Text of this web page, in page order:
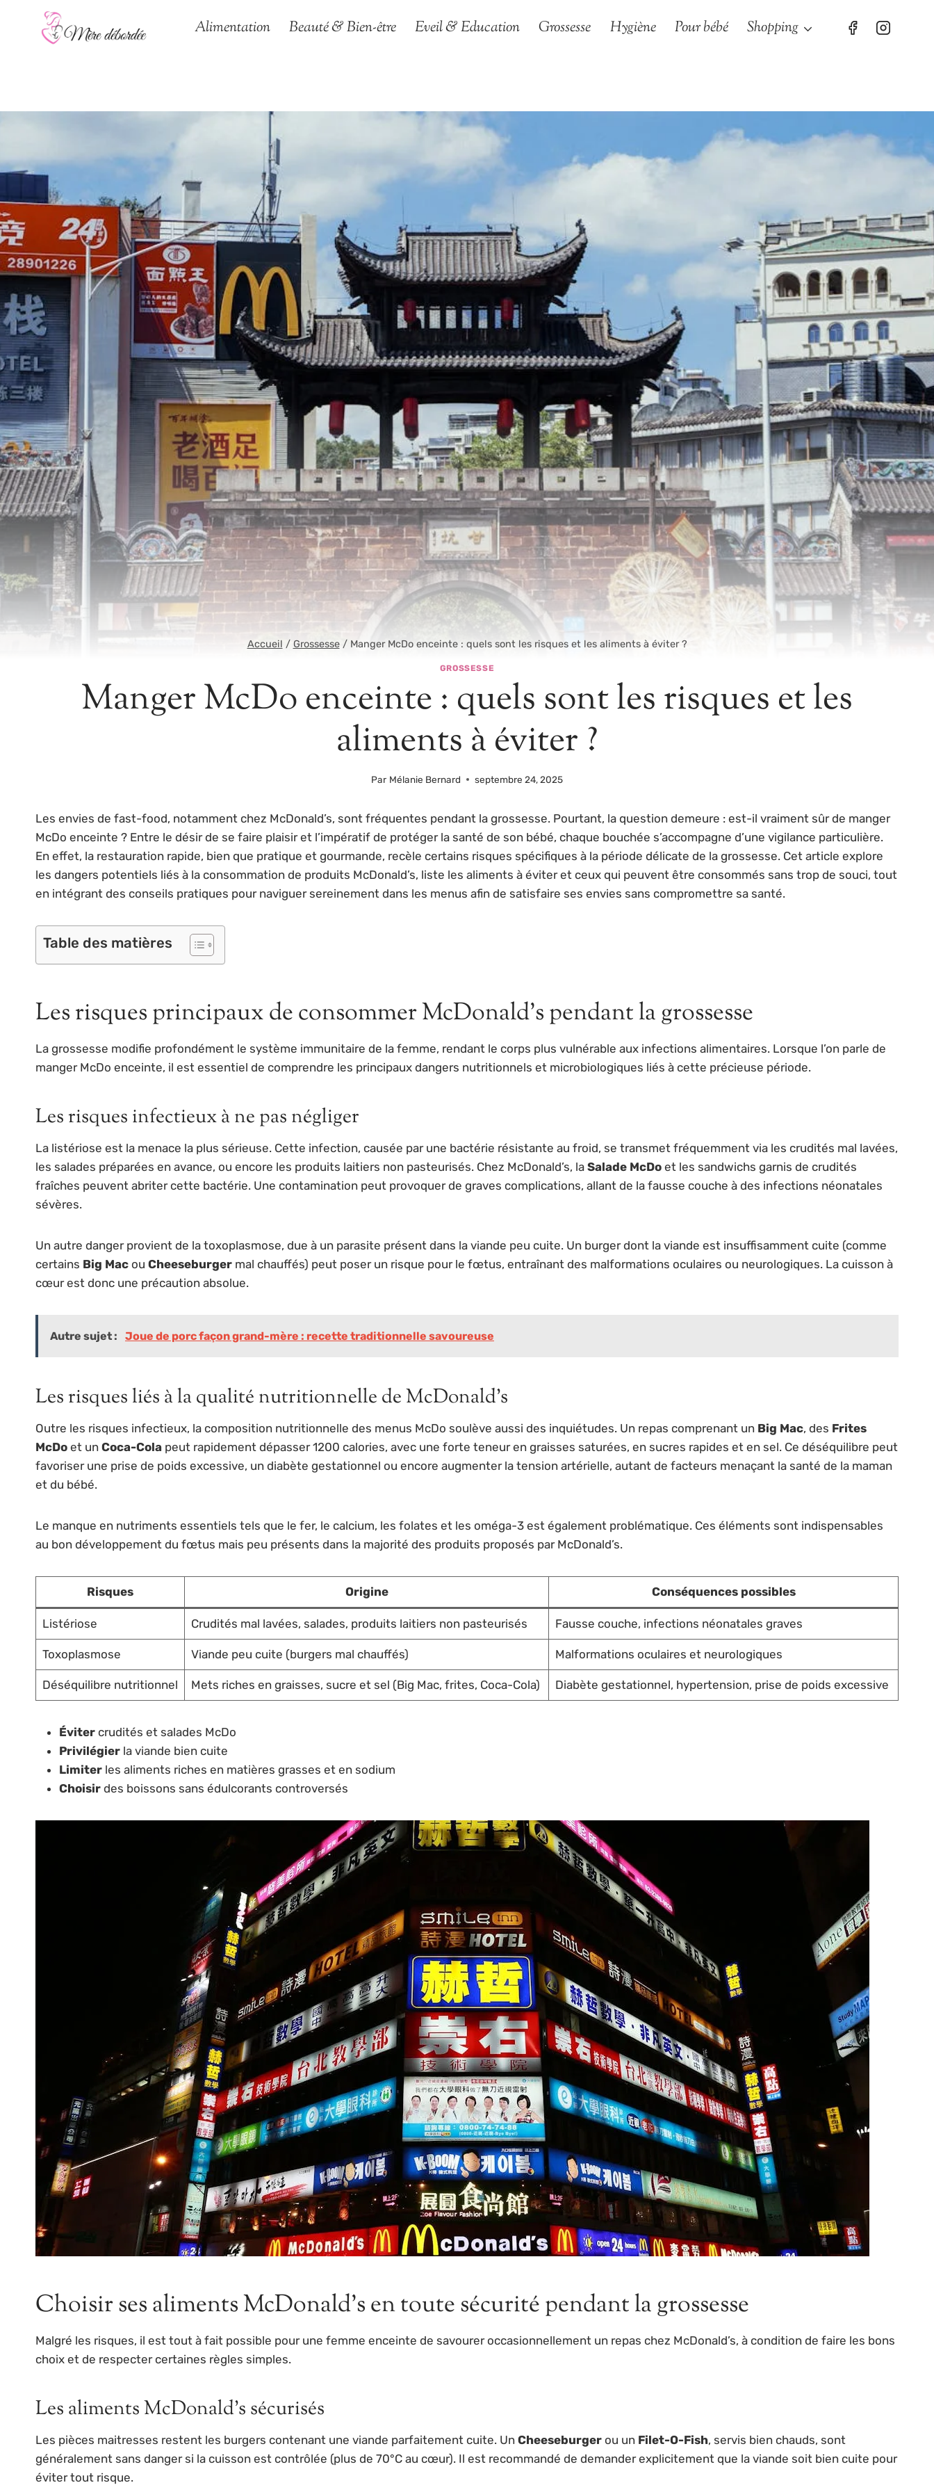
Alimentation Beauté & Bien-être Eveil & Education Grossesse Hygiène Pour bébé Shopping
Accueil / Grossesse / Manger McDo enceinte : quels sont les risques et les aliments à éviter ?
GROSSESSE
Manger McDo enceinte : quels sont les risques et les
aliments à éviter ?
Par Mélanie Bernard septembre 24, 2025
Les envies de fast-food, notamment chez McDonald’s, sont fréquentes pendant la grossesse. Pourtant, la question demeure : est-il vraiment sûr de manger
McDo enceinte ? Entre le désir de se faire plaisir et l’impératif de protéger la santé de son bébé, chaque bouchée s’accompagne d’une vigilance particulière.
En effet, la restauration rapide, bien que pratique et gourmande, recèle certains risques spécifiques à la période délicate de la grossesse. Cet article explore
les dangers potentiels liés à la consommation de produits McDonald’s, liste les aliments à éviter et ceux qui peuvent être consommés sans trop de souci, tout
en intégrant des conseils pratiques pour naviguer sereinement dans les menus afin de satisfaire ses envies sans compromettre sa santé.
Table des matières
Les risques principaux de consommer McDonald’s pendant la grossesse
La grossesse modifie profondément le système immunitaire de la femme, rendant le corps plus vulnérable aux infections alimentaires. Lorsque l’on parle de
manger McDo enceinte, il est essentiel de comprendre les principaux dangers nutritionnels et microbiologiques liés à cette précieuse période.
Les risques infectieux à ne pas négliger
La listériose est la menace la plus sérieuse. Cette infection, causée par une bactérie résistante au froid, se transmet fréquemment via les crudités mal lavées,
les salades préparées en avance, ou encore les produits laitiers non pasteurisés. Chez McDonald’s, la Salade McDo et les sandwichs garnis de crudités
fraîches peuvent abriter cette bactérie. Une contamination peut provoquer de graves complications, allant de la fausse couche à des infections néonatales
sévères.
Un autre danger provient de la toxoplasmose, due à un parasite présent dans la viande peu cuite. Un burger dont la viande est insuffisamment cuite (comme
certains Big Mac ou Cheeseburger mal chauffés) peut poser un risque pour le fœtus, entraînant des malformations oculaires ou neurologiques. La cuisson à
cœur est donc une précaution absolue.
Autre sujet : Joue de porc façon grand-mère : recette traditionnelle savoureuse
Les risques liés à la qualité nutritionnelle de McDonald’s
Outre les risques infectieux, la composition nutritionnelle des menus McDo soulève aussi des inquiétudes. Un repas comprenant un Big Mac, des Frites
McDo et un Coca-Cola peut rapidement dépasser 1200 calories, avec une forte teneur en graisses saturées, en sucres rapides et en sel. Ce déséquilibre peut
favoriser une prise de poids excessive, un diabète gestationnel ou encore augmenter la tension artérielle, autant de facteurs menaçant la santé de la maman
et du bébé.
Le manque en nutriments essentiels tels que le fer, le calcium, les folates et les oméga-3 est également problématique. Ces éléments sont indispensables
au bon développement du fœtus mais peu présents dans la majorité des produits proposés par McDonald’s.
Risques Origine Conséquences possibles
Listériose Crudités mal lavées, salades, produits laitiers non pasteurisés Fausse couche, infections néonatales graves
Toxoplasmose Viande peu cuite (burgers mal chauffés) Malformations oculaires et neurologiques
Déséquilibre nutritionnel Mets riches en graisses, sucre et sel (Big Mac, frites, Coca-Cola) Diabète gestationnel, hypertension, prise de poids excessive
Éviter crudités et salades McDo
Privilégier la viande bien cuite
Limiter les aliments riches en matières grasses et en sodium
Choisir des boissons sans édulcorants controversés
Choisir ses aliments McDonald’s en toute sécurité pendant la grossesse
Malgré les risques, il est tout à fait possible pour une femme enceinte de savourer occasionnellement un repas chez McDonald’s, à condition de faire les bons
choix et de respecter certaines règles simples.
Les aliments McDonald’s sécurisés
Les pièces maitresses restent les burgers contenant une viande parfaitement cuite. Un Cheeseburger ou un Filet-O-Fish, servis bien chauds, sont
généralement sans danger si la cuisson est contrôlée (plus de 70°C au cœur). Il est recommandé de demander explicitement que la viande soit bien cuite pour
éviter tout risque.